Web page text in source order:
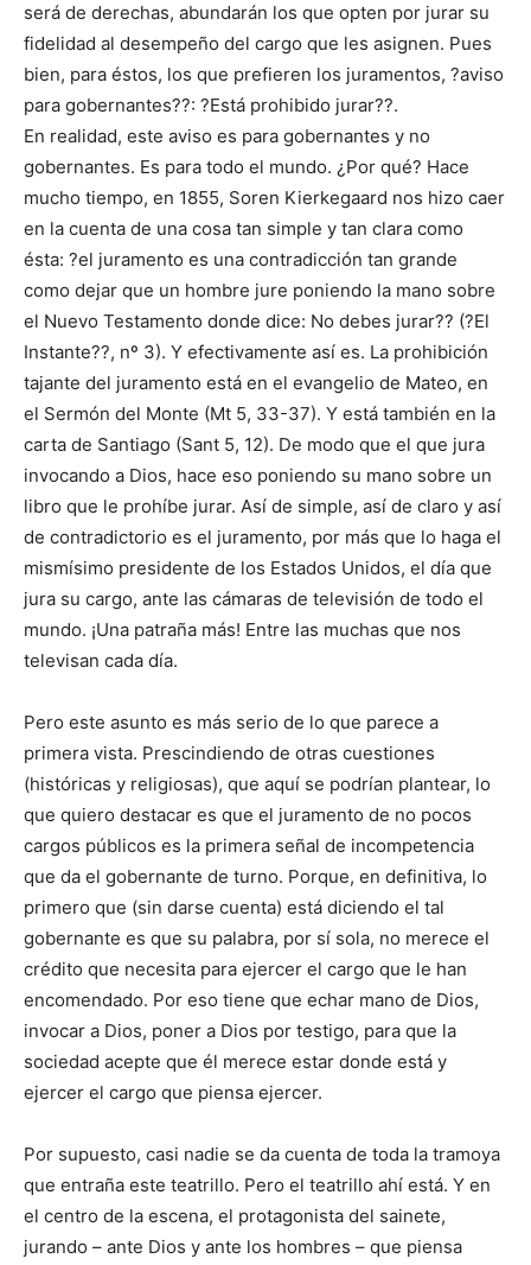
será de derechas, abundarán los que opten por jurar su
fidelidad al desempeño del cargo que les asignen. Pues
bien, para éstos, los que prefieren los juramentos, ?aviso
para gobernantes??: ?Está prohibido jurar??.
En realidad, este aviso es para gobernantes y no
gobernantes. Es para todo el mundo. ¿Por qué? Hace
mucho tiempo, en 1855, Soren Kierkegaard nos hizo caer
en la cuenta de una cosa tan simple y tan clara como
ésta: ?el juramento es una contradicción tan grande
como dejar que un hombre jure poniendo la mano sobre
el Nuevo Testamento donde dice: No debes jurar?? (?El
Instante??, nº 3). Y efectivamente así es. La prohibición
tajante del juramento está en el evangelio de Mateo, en
el Sermón del Monte (Mt 5, 33-37). Y está también en la
carta de Santiago (Sant 5, 12). De modo que el que jura
invocando a Dios, hace eso poniendo su mano sobre un
libro que le prohíbe jurar. Así de simple, así de claro y así
de contradictorio es el juramento, por más que lo haga el
mismísimo presidente de los Estados Unidos, el día que
jura su cargo, ante las cámaras de televisión de todo el
mundo. ¡Una patraña más! Entre las muchas que nos
televisan cada día.
Pero este asunto es más serio de lo que parece a
primera vista. Prescindiendo de otras cuestiones
(históricas y religiosas), que aquí se podrían plantear, lo
que quiero destacar es que el juramento de no pocos
cargos públicos es la primera señal de incompetencia
que da el gobernante de turno. Porque, en definitiva, lo
primero que (sin darse cuenta) está diciendo el tal
gobernante es que su palabra, por sí sola, no merece el
crédito que necesita para ejercer el cargo que le han
encomendado. Por eso tiene que echar mano de Dios,
invocar a Dios, poner a Dios por testigo, para que la
sociedad acepte que él merece estar donde está y
ejercer el cargo que piensa ejercer.
Por supuesto, casi nadie se da cuenta de toda la tramoya
que entraña este teatrillo. Pero el teatrillo ahí está. Y en
el centro de la escena, el protagonista del sainete,
jurando – ante Dios y ante los hombres – que piensa